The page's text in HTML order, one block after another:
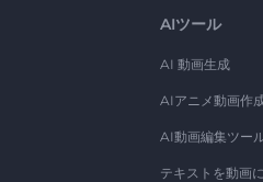
AIツール
AI 動画生成
AIアニメ動画作
AI動画編集ツー
テキストを動画